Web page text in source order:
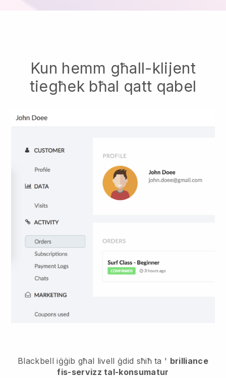
Kun hemm għall-klijent
tiegħek bħal qatt qabel
Blackbell iġġib għal livell ġdid sħiħ ta ' brilliance
fis-servizz tal-konsumatur